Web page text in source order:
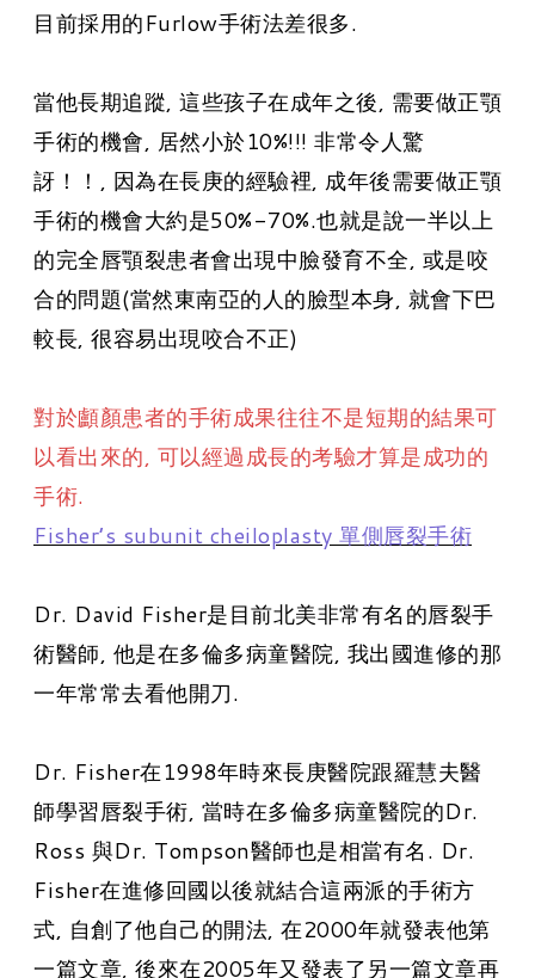
目前採用的Furlow手術法差很多.
當他長期追蹤, 這些孩子在成年之後, 需要做正顎
手術的機會, 居然小於10%!!! 非常令人驚
訝！！, 因為在長庚的經驗裡, 成年後需要做正顎
手術的機會大約是50%-70%.也就是說一半以上
的完全唇顎裂患者會出現中臉發育不全, 或是咬
合的問題(當然東南亞的人的臉型本身, 就會下巴
較長, 很容易出現咬合不正)
對於顱顏患者的手術成果往往不是短期的結果可
以看出來的, ​可以經過成長的考驗才算是成功的
手術.
Fisher’s subunit cheiloplasty 單側唇裂手術
Dr. David Fisher是目前北美非常有名的唇裂手
術醫師, 他是在多倫多病童醫院, 我出國進修的那
一年常常去看他開刀.
Dr. Fisher在1998年時來長庚醫院跟羅慧夫醫
師學習唇裂手術, 當時在多倫多病童醫院的Dr.
Ross 與Dr. Tompson醫師也是相當有名. Dr.
Fisher在進修回國以後就結合這兩派的手術方
式, 自創了他自己的開法, 在2000年就發表他第
一篇文章, 後來在2005年又發表了另一篇文章再